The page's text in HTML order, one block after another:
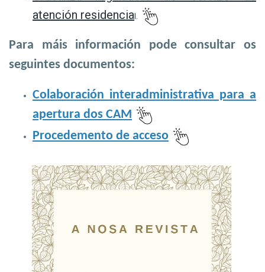
atención residencial.
Para máis información pode consultar os
seguintes documentos:
Colaboración interadministrativa para a
apertura dos CAM
Procedemento de acceso